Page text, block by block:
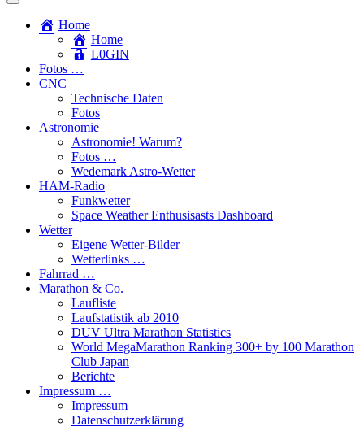
Toggle
search
field
Home
Home
L​0​​GIN
Fotos …
CNC
Technische Daten
Fotos
Astronomie
Astronomie! Warum?
Fotos …
Wedemark Astro-Wetter
HAM-Radio
Funkwetter
Space Weather Enthusisasts Dashboard
Wetter
Eigene Wetter-Bilder
Wetterlinks …
Fahrrad …
Marathon & Co.
Laufliste
Laufstatistik ab 2010
DUV Ultra Marathon Statistics
World MegaMarathon Ranking 300+ by 100 Marathon
Club Japan
Berichte
Impressum …
Impressum
Datenschutzerklärung